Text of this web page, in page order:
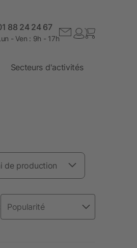
88 24 24 67
- Ven : 9h - 17h
Secteurs d'activités
de production